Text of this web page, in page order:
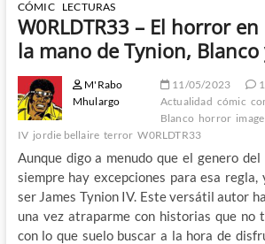
CÓMIC LECTURAS
W0RLDTR33 – El horror
la mano de Tynion, Blanco
M'Rabo
Mhulargo
11/05/2023
Actualidad cómic
Blanco horror
IV jordie bellaire terror W0RLDTR33
Aunque digo a menudo que el genero
siempre hay excepciones para esa regla,
ser James Tynion IV. Este versátil autor
una vez atraparme con historias que no
con lo que suelo buscar a la hora de